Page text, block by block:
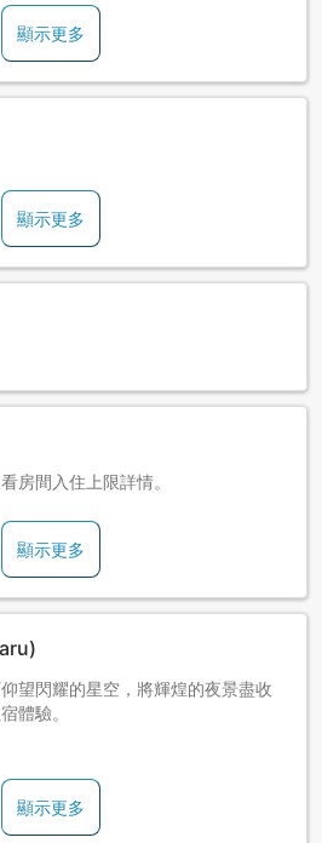
顯示更多
顯示更多
房間入住上限詳情。
顯示更多
望閃耀的星空，將輝煌的夜景盡收
體驗。
鬆身心。
顯示更多